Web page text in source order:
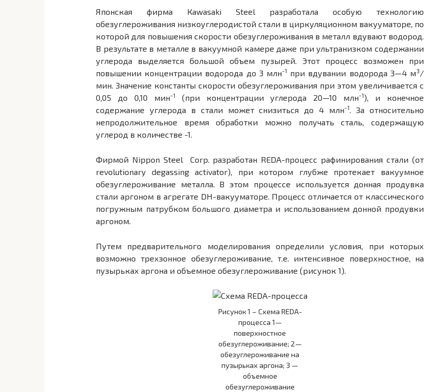
Японская фирма Каwasaki Steel разработала особую технологию
обезуглероживания низкоуглеродистой стали в циркуляционном вакууматоре, по
которой для повышения скорости обезуглероживания в металл вдувают водород.
В результате в металле в вакуумной камере даже при ультранизком содержании
углерода выделяется большой объем пузырей. Этот процесс возможен при
повышении концентрации водорода до 3 млн-1 при вдувании водорода 3—4 м3 /
мин. Значение константы скорости обезуглероживания при этом увеличивается с
0,05 до 0,10 мин-1 (при концентрации углерода 20—10 млн-1), и конечное
содержание углерода в стали может снизиться до 4 млн-1
. За относительно
непродолжительное время обработки можно получать сталь, содержащую
углерод в количестве -1.
Фирмой Nippon Steel Соrр. разработан RЕDА-процесс рафинирования стали (от
rеvolutionary degassing activator), при котором глубже протекает вакуумное
обезуглероживание металла. В этом процессе используется донная продувка
стали аргоном в агрегате DН-вакууматоре. Процесс отличается от классического
погружным патрубком большого диаметра и использованием донной продувки
аргоном.
Путем предварительного моделирования определили условия, при которых
возможно трехзонное обезуглероживание, т.е. интенсивное поверхностное, на
пузырьках аргона и объемное обезуглероживание (рисунок 1).
Рисунок 1 – Схема RЕDА-
процесса 1—
поверхностное
обезуглероживание; 2—
обезуглероживание на
пузырьках аргона; 3 —
объемное
обезуглероживание